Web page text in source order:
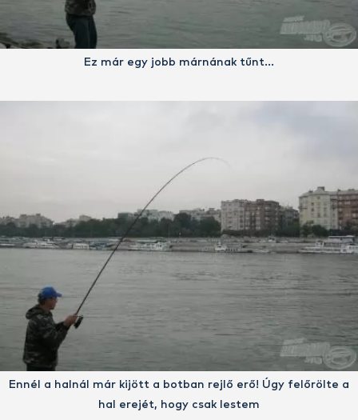
Ez már egy jobb márnának tűnt…
Ennél a halnál már kijött a botban rejlő erő! Úgy felőrölte a
hal erejét, hogy csak lestem